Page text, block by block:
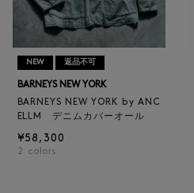
NEW 返品不可
BARNEYS NEW YORK
BARNEYS NEW YORK by ANC
ELLM デニムカバーオール
¥58,300
2 colors